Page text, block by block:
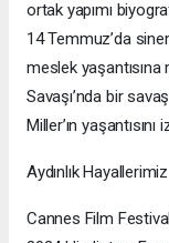
ortak yapımı
14 Temmuz’da
meslek
Savaşı’nda bir
Miller’ın
Aydınlık Hayallerimiz
Cannes Film